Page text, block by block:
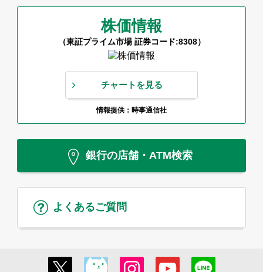
株価情報
（東証プライム市場 証券コード:8308）
チャートを見る
情報提供：時事通信社
銀行の店舗・ATM検索
よくあるご質問